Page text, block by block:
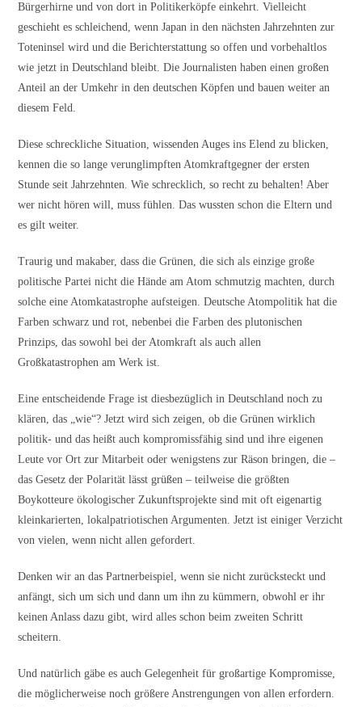
Bürgerhirne und von dort in Politikerköpfe einkehrt. Vielleicht
geschieht es schleichend, wenn Japan in den nächsten Jahrzehnten zur
Toteninsel wird und die Berichterstattung so offen und vorbehaltlos
wie jetzt in Deutschland bleibt. Die Journalisten haben einen großen
Anteil an der Umkehr in den deutschen Köpfen und bauen weiter an
diesem Feld.
Diese schreckliche Situation, wissenden Auges ins Elend zu blicken,
kennen die so lange verunglimpften Atomkraftgegner der ersten
Stunde seit Jahrzehnten. Wie schrecklich, so recht zu behalten! Aber
wer nicht hören will, muss fühlen. Das wussten schon die Eltern und
es gilt weiter.
Traurig und makaber, dass die Grünen, die sich als einzige große
politische Partei nicht die Hände am Atom schmutzig machten, durch
solche eine Atomkatastrophe aufsteigen. Deutsche Atompolitik hat die
Farben schwarz und rot, nebenbei die Farben des plutonischen
Prinzips, das sowohl bei der Atomkraft als auch allen
Großkatastrophen am Werk ist.
Eine entscheidende Frage ist diesbezüglich in Deutschland noch zu
klären, das „wie“? Jetzt wird sich zeigen, ob die Grünen wirklich
politik- und das heißt auch kompromissfähig sind und ihre eigenen
Leute vor Ort zur Mitarbeit oder wenigstens zur Räson bringen, die –
das Gesetz der Polarität lässt grüßen – teilweise die größten
Boykotteure ökologischer Zukunftsprojekte sind mit oft eigenartig
kleinkarierten, lokalpatriotischen Argumenten. Jetzt ist einiger Verzicht
von vielen, wenn nicht allen gefordert.
Denken wir an das Partnerbeispiel, wenn sie nicht zurücksteckt und
anfängt, sich um sich und dann um ihn zu kümmern, obwohl er ihr
keinen Anlass dazu gibt, wird alles schon beim zweiten Schritt
scheitern.
Und natürlich gäbe es auch Gelegenheit für großartige Kompromisse,
die möglicherweise noch größere Anstrengungen von allen erfordern.